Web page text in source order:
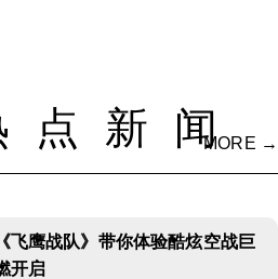
点新闻
MORE →
飞鹰战队》带你体验酷炫空战巨
开启